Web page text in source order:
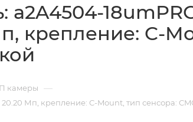
крепление: C-
камеры —
Мп, крепление: C-Mount, тип сенсора: